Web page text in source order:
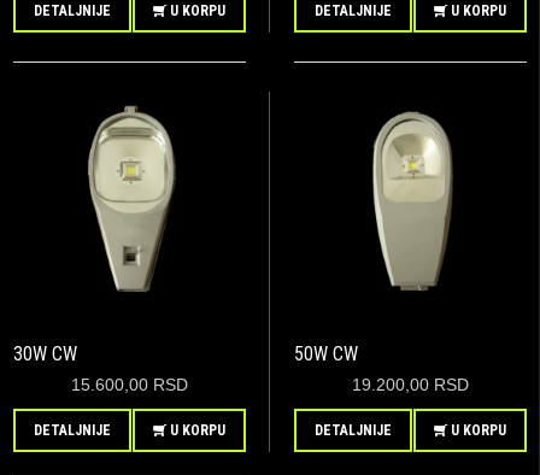
DETALJNIJE U KORPU DETALJNIJE U KORPU
30W CW
15.600,00 RSD
DETALJNIJE U KORPU
50W CW
19.200,00 RSD
DETALJNIJE U KORPU